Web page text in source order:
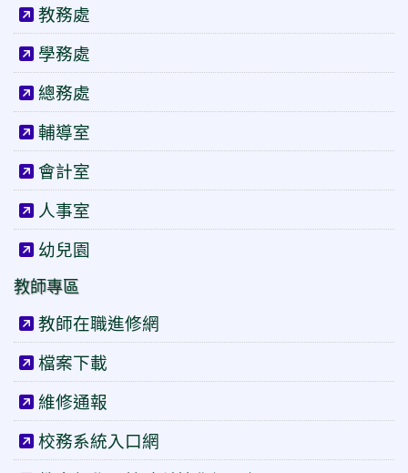
教務處
學務處
總務處
輔導室
會計室
人事室
幼兒園
教師專區
教師在職進修網
檔案下載
維修通報
校務系統入口網